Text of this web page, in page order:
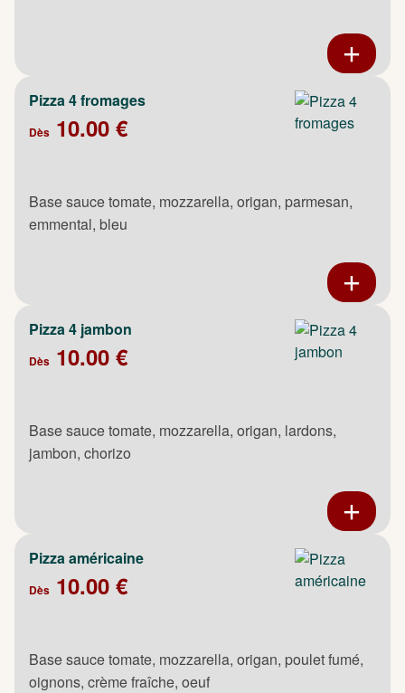
Pizza 4 fromages
Dès 10.00 €
Base sauce tomate, mozzarella, origan, parmesan,
emmental, bleu
Pizza 4 jambon
Dès 10.00 €
Base sauce tomate, mozzarella, origan, lardons,
jambon, chorizo
Pizza américaine
Dès 10.00 €
Base sauce tomate, mozzarella, origan, poulet fumé,
oignons, crème fraîche, oeuf